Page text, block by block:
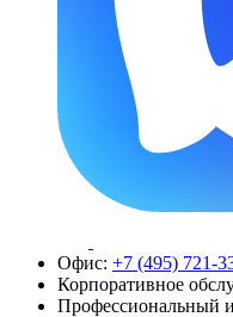
Офис: +7 (495) 721-
Корпоративное
Профессиональный